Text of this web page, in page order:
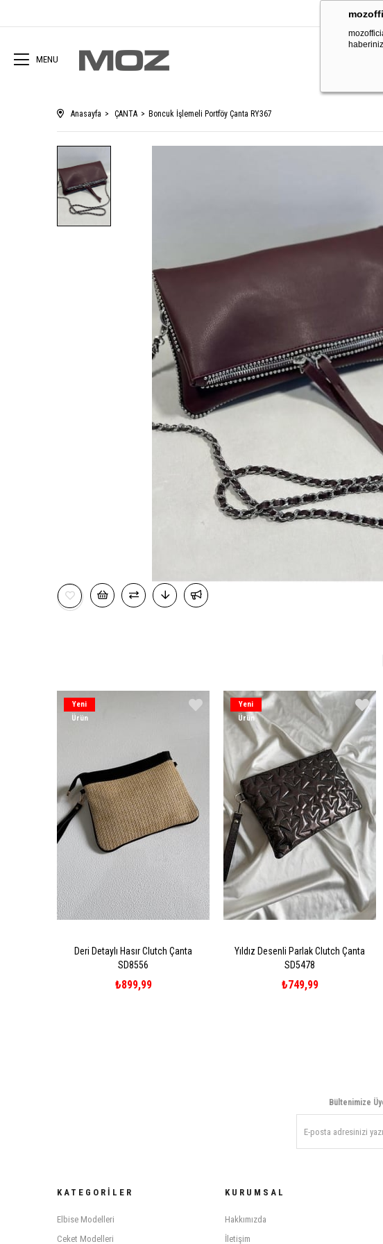
MENU
Anasayfa ÇANTA Boncuk İşlemeli Portföy Çanta RY367
Deri Detaylı Hasır Clutch Çanta
SD8556
₺899,99
Yeni
Ürün
Yıldız Desenli Parlak Clutch Çanta
SD5478
₺749,99
Yeni
Ürün
Bültenimize
KATEGORILER
Elbise Modelleri
Ceket Modelleri
KURUMSAL
Hakkımızda
İletişim